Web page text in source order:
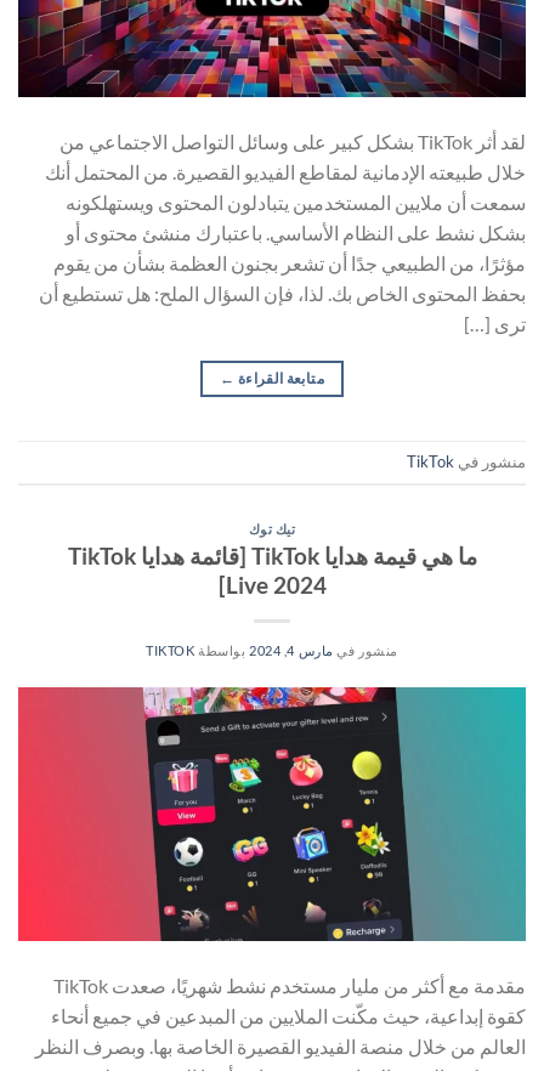
لقد أثر TikTok بشكل كبير على وسائل التواصل الاجتماعي من
خلال طبيعته الإدمانية لمقاطع الفيديو القصيرة. من المحتمل أنك
سمعت أن ملايين المستخدمين يتبادلون المحتوى ويستهلكونه
بشكل نشط على النظام الأساسي. باعتبارك منشئ محتوى أو
مؤثرًا، من الطبيعي جدًا أن تشعر بجنون العظمة بشأن من يقوم
بحفظ المحتوى الخاص بك. لذا، فإن السؤال الملح: هل تستطيع أن
ترى […]
متابعة القراءة ←
منشور في TikTok
تيك توك
ما هي قيمة هدايا TikTok [قائمة هدايا TikTok
Live 2024]
منشور في مارس 4, 2024 بواسطة TIKTOK
مقدمة مع أكثر من مليار مستخدم نشط شهريًا، صعدت TikTok
كقوة إبداعية، حيث مكّنت الملايين من المبدعين في جميع أنحاء
العالم من خلال منصة الفيديو القصيرة الخاصة بها. وبصرف النظر